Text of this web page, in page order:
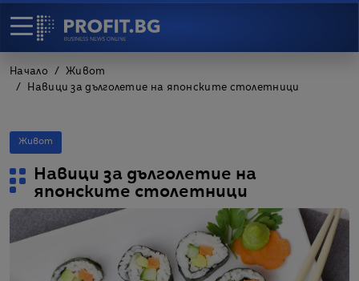
Начало
Живот
Навици за дълголетие на японските столетници
Живот
Навици за дълголетие на
японските столетници